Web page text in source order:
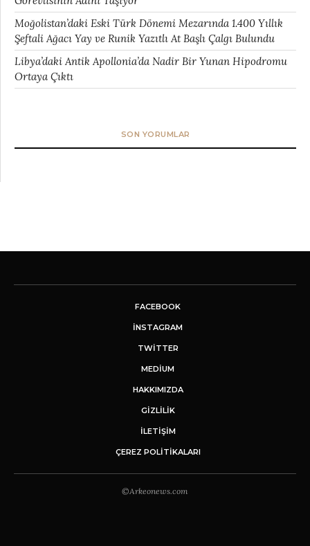
Moğolistan’daki Eski Türk Dönemi Mezarında 1.400 Yıllık
Şeftali Ağacı Yay ve Runik Yazıtlı At Başlı Çalgı Bulundu
Libya’daki Antik Apollonia’da Nadir Bir Yunan Hipodromu
Ortaya Çıktı
SON YORUMLAR
FACEBOOK
INSTAGRAM
TWITTER
MEDIUM
HAKKIMIZDA
GİZLİLİK
İLETIŞIM
ÇEREZ POLITIKALARI
©Arkeonews.com